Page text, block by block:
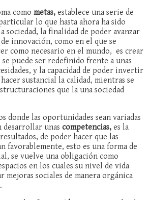
como metas, establece una serie de
lo que hasta ahora ha sido
sociedad, la finalidad de poder avanzar
innovación, como en el que se
como necesario en el mundo, es crear
puede ser redefinido frente a unas
y la capacidad de poder invertir
sustancial la calidad, mientras se
que la una sociedad
donde las oportunidades sean variadas
desarrollar unas competencias, es la
de poder hacer que las
favorablemente, esto es una forma de
se vuelve una obligación como
en los cuales su nivel de vida
mejoras sociales de manera orgánica